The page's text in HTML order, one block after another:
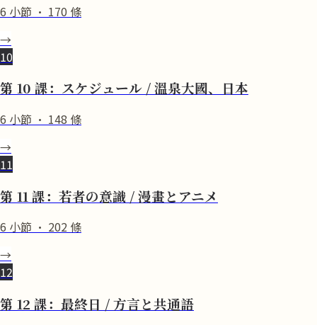
6 小節 · 170 條
→
10
第 10 課：スケジュール / 溫泉大國、日本
6 小節 · 148 條
→
11
第 11 課：若者の意識 / 漫畫とアニメ
6 小節 · 202 條
→
12
第 12 課：最終日 / 方言と共通語